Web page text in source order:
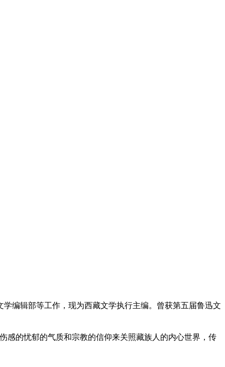
编辑部等工作，现为西藏文学执行主编。曾获第五届鲁迅文
感的忧郁的气质和宗教的信仰来关照藏族人的内心世界，传